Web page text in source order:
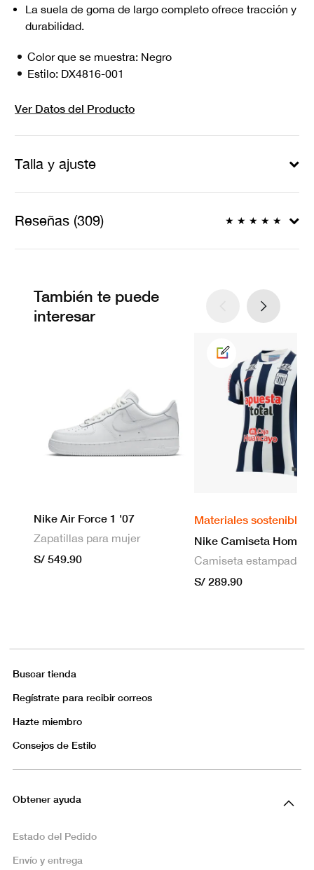
La suela de goma de largo completo ofrece tracción y
durabilidad.
Color que se muestra: Negro
Estilo: DX4816-001
Ver Datos del Producto
Talla y ajuste
Reseñas (309) ★ ★ ★ ★ ★
También te puede
interesar
Nike Air Force 1 '07
Zapatillas para mujer
S/ 549.90
Materiales sostenibles
S/ 289.90
Buscar tienda
Regístrate para recibir correos
Hazte miembro
Consejos de Estilo
Obtener ayuda
Estado del Pedido
Envío y entrega